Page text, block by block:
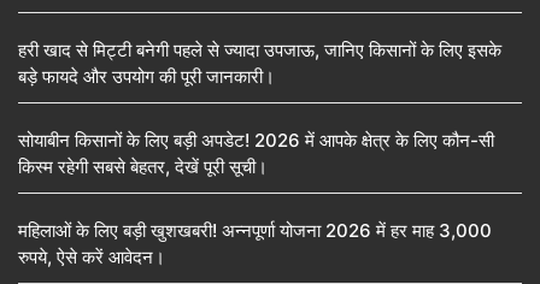
हरी खाद से मिट्टी बनेगी पहले से ज्यादा उपजाऊ, जानिए किसानों के लिए इसके
बड़े फायदे और उपयोग की पूरी जानकारी।
सोयाबीन किसानों के लिए बड़ी अपडेट! 2026 में आपके क्षेत्र के लिए कौन-सी
किस्म रहेगी सबसे बेहतर, देखें पूरी सूची।
महिलाओं के लिए बड़ी खुशखबरी! अन्नपूर्णा योजना 2026 में हर माह 3,000
रुपये, ऐसे करें आवेदन।